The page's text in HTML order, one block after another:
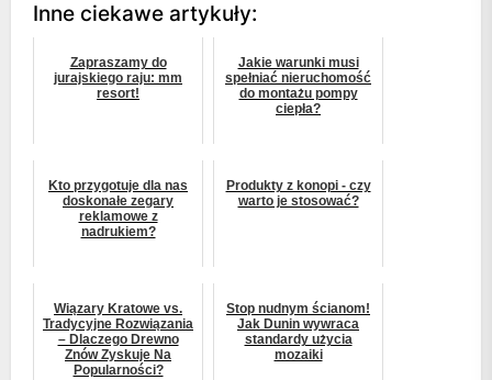
Inne ciekawe artykuły:
Zapraszamy do
jurajskiego raju: mm
resort!
Jakie warunki musi
spełniać nieruchomość
do montażu pompy
ciepła?
Kto przygotuje dla nas
doskonałe zegary
reklamowe z
nadrukiem?
Produkty z konopi - czy
warto je stosować?
Wiązary Kratowe vs.
Tradycyjne Rozwiązania
– Dlaczego Drewno
Znów Zyskuje Na
Popularności?
Stop nudnym ścianom!
Jak Dunin wywraca
standardy użycia
mozaiki